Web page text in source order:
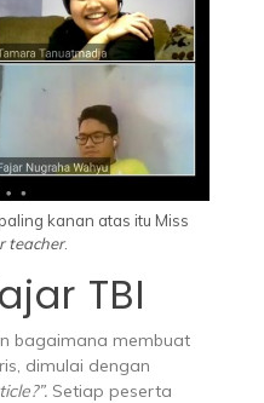
kanan atas itu Miss
teacher.
TBI
bagaimana membuat
dimulai dengan
Setiap peserta